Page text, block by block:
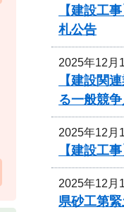
【建設工
札公告
2025年12月
【建設関
る一般競
2025年12月
【建設工
2025年12月
県砂工第